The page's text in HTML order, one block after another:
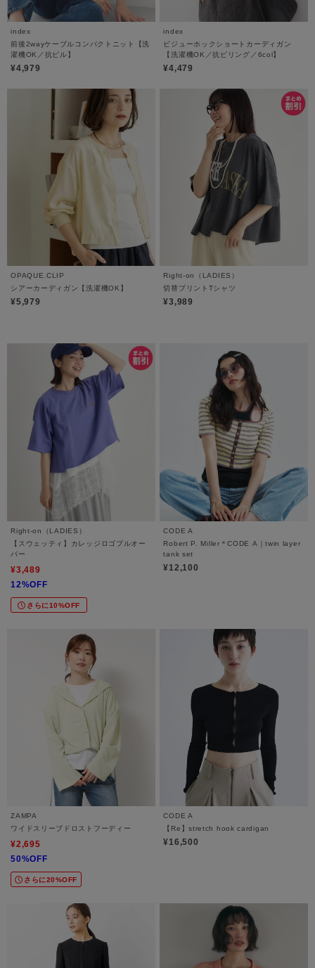
index
前後2wayケーブルコンパクトニット【洗
濯機OK／抗ピル】
¥4,979
index
ビジューホックショートカーディガン
【洗濯機OK／抗ピリング／6col】
¥4,479
OPAQUE.CLIP
シアーカーディガン【洗濯機OK】
¥5,979
Right-on（LADIES）
切替プリントTシャツ
¥3,989
Right-on（LADIES）
【スウェッティ】カレッジロゴプルオー
バー
¥3,489
12%OFF
さらに10%OFF
CODE A
Robert P. Miller＊CODE A｜twin layer
tank set
¥12,100
ZAMPA
ワイドスリーブドロストフーディー
¥2,695
50%OFF
さらに20%OFF
CODE A
【Re】stretch hook cardigan
¥16,500